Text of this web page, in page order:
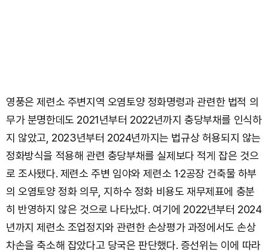
영풍은 제련소 주변지역 오염토양 정화명령과 관련한 법적 의
무가 분명한데도 2021년부터 2022년까지 충당부채를 인식하
지 않았고, 2023년부터 2024년까지는 법규상 허용되지 않는
정화방식을 적용해 관련 충당부채를 실제보다 적게 잡은 것으
로 조사됐다. 제련소 주변 임야와 제련소 1·2공장 건축물 하부
의 오염토양 정화 의무, 지하수 정화 비용도 재무제표에 충분
히 반영하지 않은 것으로 나타났다. 여기에 2022년부터 2024
년까지 제련소 조업정지와 관련한 손상평가 과정에서도 손상
차손을 축소해 잡았다고 당국은 판단했다. 증선위는 이에 따라